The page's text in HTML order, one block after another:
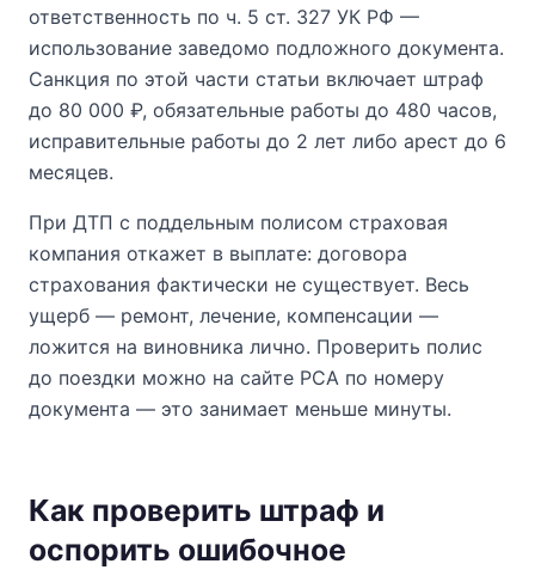
ответственность по ч. 5 ст. 327 УК РФ —
использование заведомо подложного документа.
Санкция по этой части статьи включает штраф
до 80 000 ₽, обязательные работы до 480 часов,
исправительные работы до 2 лет либо арест до 6
месяцев.
При ДТП с поддельным полисом страховая
компания откажет в выплате: договора
страхования фактически не существует. Весь
ущерб — ремонт, лечение, компенсации —
ложится на виновника лично. Проверить полис
до поездки можно на сайте РСА по номеру
документа — это занимает меньше минуты.
Как проверить штраф и
оспорить ошибочное